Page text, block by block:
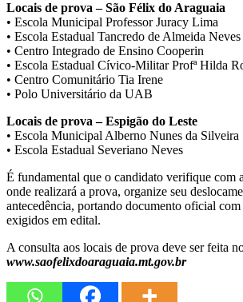
Locais de prova – São Félix do Araguaia
• Escola Municipal Professor Juracy Lima
• Escola Estadual Tancredo de Almeida Neves
• Centro Integrado de Ensino Cooperin
• Escola Estadual Cívico-Militar Profª Hilda
• Centro Comunitário Tia Irene
• Polo Universitário da UAB
Locais de prova – Espigão do Leste
• Escola Municipal Alberno Nunes da Silveira
• Escola Estadual Severiano Neves
É fundamental que o candidato verifique com
onde realizará a prova, organize seu
antecedência, portando documento oficial
exigidos em edital.
A consulta aos locais de prova deve ser feita
www.saofelixdoaraguaia.mt.gov.br